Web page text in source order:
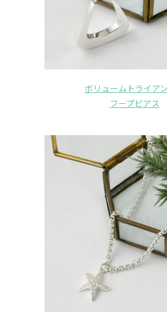
ボリュームトライア
フープピアス